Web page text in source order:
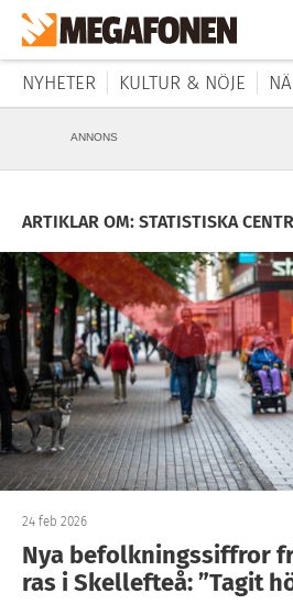
NYHETER KULTUR & NÖJE
ANNONS
ARTIKLAR OM: STATISTISKA
24 feb 2026
Nya befolkningssiffror
ras i Skellefteå: ”Tagit